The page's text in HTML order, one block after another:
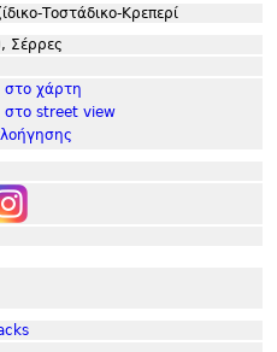
Τοστάδικο-Κρεπερί
Σέρρες
στο χάρτη
στο street view